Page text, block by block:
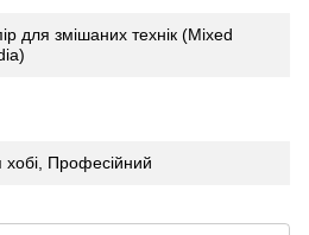
для змішаних технік (Mixed
хобі Професійний